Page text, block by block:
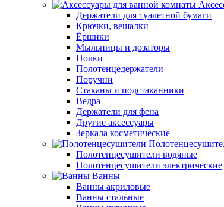
Держатели для туалетной бумаги
Крючки, вешалки
Ёршики
Мыльницы и дозаторы
Полки
Полотенцедержатели
Поручни
Стаканы и подстаканники
Ведра
Держатели для фена
Другие аксессуары
Зеркала косметические
Полотенцесушители водяные
Полотенцесушители электрические
Ванны
Ванны акриловые
Ванны стальные